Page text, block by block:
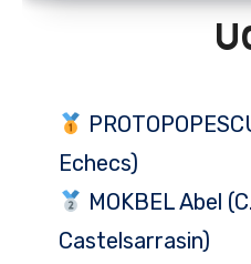
Echecs)
MOKBEL Abel
Castelsarrasin)